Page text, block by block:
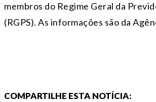
membros do Regime Geral da
(RGPS). As informações são da
COMPARTILHE ESTA NOTÍCIA: